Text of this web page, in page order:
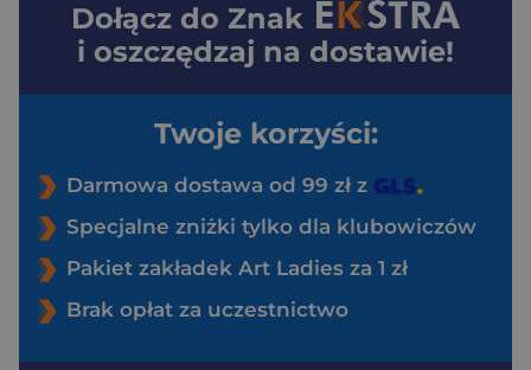
Dołącz do Znak
i oszczędzaj na dostawie!
Twoje korzyści:
Darmowa dostawa od 99 zł z
Specjalne zniżki tylko dla klubowiczów
Pakiet zakładek Art Ladies za 1 zł
Brak opłat za uczestnictwo